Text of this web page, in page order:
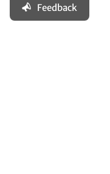
Feedback